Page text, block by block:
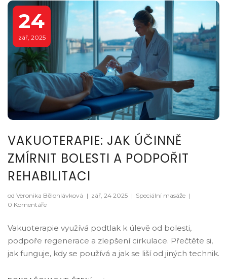
24
zář, 2025
VAKUOTERAPIE: JAK ÚČINNĚ
ZMÍRNIT BOLESTI A PODPOŘIT
REHABILITACI
od Veronika Bělohlávková | zář, 24 2025 | Speciální masáže |
0 Komentáře
Vakuoterapie využívá podtlak k úlevě od bolesti,
podpoře regenerace a zlepšení cirkulace. Přečtěte si,
jak funguje, kdy se používá a jak se liší od jiných technik.